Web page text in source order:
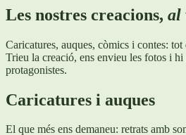
Les nostres creacions, al
Caricatures, auques, còmics i contes:
Trieu la creació, ens envieu les fotos i hi
protagonistes.
Caricatures i auques
El que més ens demaneu: retrats amb